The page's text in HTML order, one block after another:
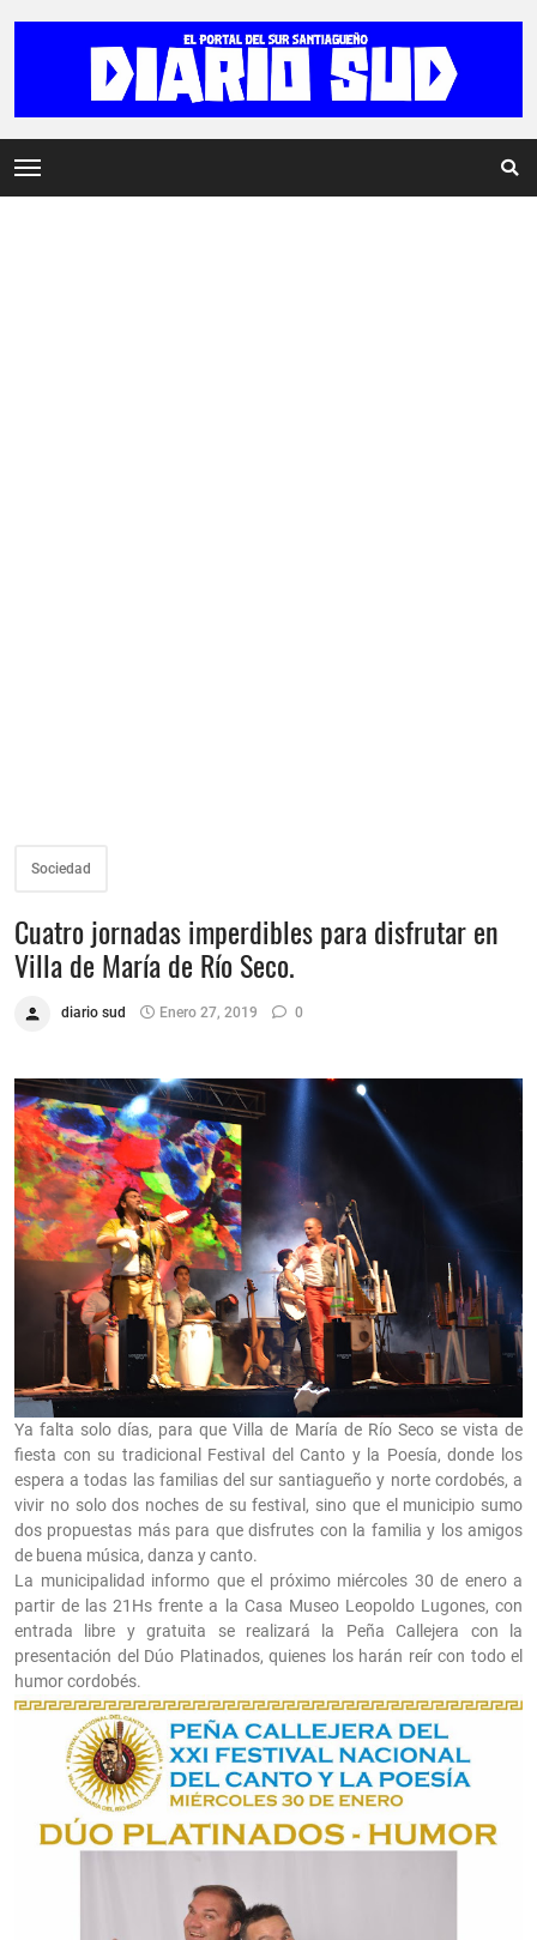
Sociedad
Cuatro jornadas imperdibles para disfrutar en
Villa de María de Río Seco.
diario sud Enero 27, 2019 0
Ya falta solo días, para que Villa de María de Río Seco se vista de
fiesta con su tradicional Festival del Canto y la Poesía, donde los
espera a todas las familias del sur santiagueño y norte cordobés, a
vivir no solo dos noches de su festival, sino que el municipio sumo
dos propuestas más para que disfrutes con la familia y los amigos
de buena música, danza y canto.
La municipalidad informo que el próximo miércoles 30 de enero a
partir de las 21Hs frente a la Casa Museo Leopoldo Lugones, con
entrada libre y gratuita se realizará la Peña Callejera con la
presentación del Dúo Platinados, quienes los harán reír con todo el
humor cordobés.